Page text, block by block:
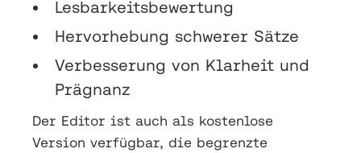
Lesbarkeitsbewertung
Hervorhebung schwerer Sätze
Verbesserung von Klarheit und
Prägnanz
Der Editor ist auch als kostenlose
Version verfügbar, die begrenzte